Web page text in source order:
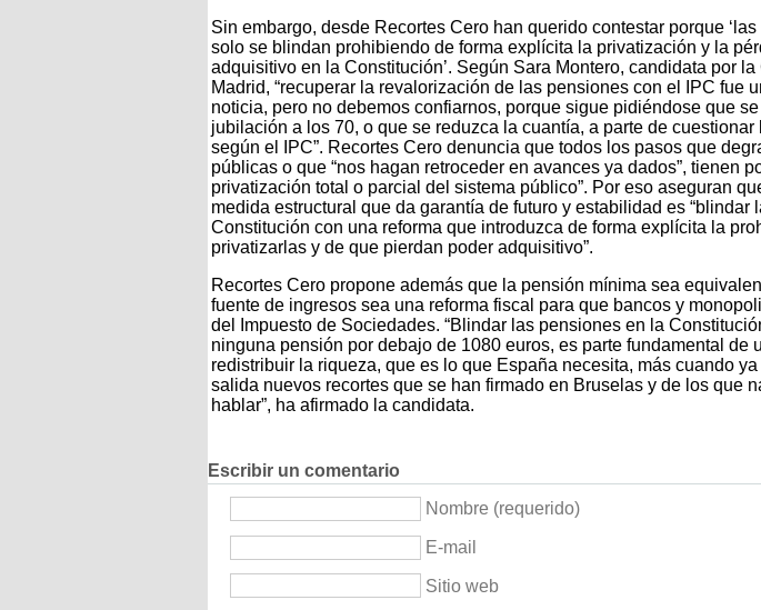
Sin embargo, desde Recortes Cero han querido contestar porque
solo se blindan prohibiendo de forma explícita la privatización y la
adquisitivo en la Constitución’. Según Sara Montero, candidata por
Madrid, “recuperar la revalorización de las pensiones con el IPC fue
noticia, pero no debemos confiarnos, porque sigue pidiéndose que
jubilación a los 70, o que se reduzca la cuantía, a parte de cuestionar
según el IPC”. Recortes Cero denuncia que todos los pasos que
públicas o que “nos hagan retroceder en avances ya dados”, tienen
privatización total o parcial del sistema público”. Por eso aseguran
medida estructural que da garantía de futuro y estabilidad es “blindar
Constitución con una reforma que introduzca de forma explícita la
privatizarlas y de que pierdan poder adquisitivo”.
Recortes Cero propone además que la pensión mínima sea
fuente de ingresos sea una reforma fiscal para que bancos y
del Impuesto de Sociedades. “Blindar las pensiones en la
ninguna pensión por debajo de 1080 euros, es parte fundamental de
redistribuir la riqueza, que es lo que España necesita, más cuando
salida nuevos recortes que se han firmado en Bruselas y de los que
hablar”, ha afirmado la candidata.
Escribir un comentario
Nombre (requerido)
E-mail
Sitio web